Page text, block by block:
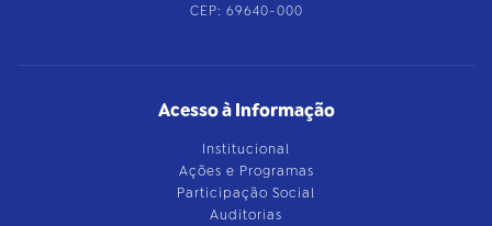
CEP: 69640-000
Acesso à Informação
Institucional
Ações e Programas
Participação Social
Auditorias